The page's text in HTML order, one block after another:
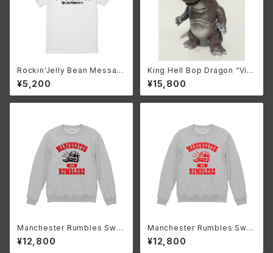
Rockin'Jelly Bean Messag
e T
¥5,200
King Hell Bop Dragon “Vint
age Brown”
¥15,800
Manchester Rumbles Swe
atshirt 90’S ish (Ash)
¥12,800
Manchester Rumbles Swe
atshirt Vintage ish(Ash)
¥12,800